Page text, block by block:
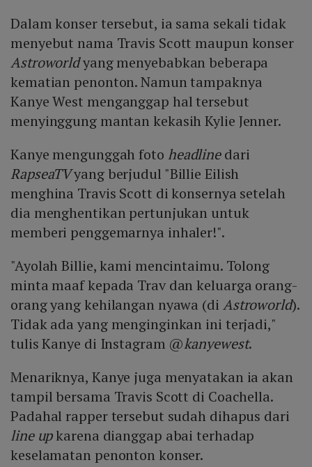
Dalam konser tersebut, ia sama sekali tidak
menyebut nama Travis Scott maupun konser
Astroworldyang menyebabkan beberapa
kematian penonton. Namun tampaknya
Kanye West menganggap hal tersebut
menyinggung mantan kekasih Kylie Jenner.
Kanye mengunggah foto headlinedari
RapseaTVyang berjudul "Billie Eilish
menghina Travis Scott di konsernya setelah
dia menghentikan pertunjukan untuk
memberi penggemarnya inhaler!".
"Ayolah Billie, kami mencintaimu. Tolong
minta maaf kepada Trav dan keluarga orang-
orang yang kehilangan nyawa (di Astroworld).
Tidak ada yang menginginkan ini terjadi,"
tulis Kanye di Instagram @kanyewest.
Menariknya, Kanye juga menyatakan ia akan
tampil bersama Travis Scott di Coachella.
Padahal rapper tersebut sudah dihapus dari
line upkarena dianggap abai terhadap
keselamatan penonton konser.